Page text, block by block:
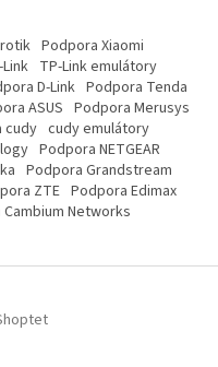
Podpora Xiaomi
TP-Link emulátory
D-Link Podpora Tenda
ASUS Podpora Merusys
cudy cudy emulátory
Podpora NETGEAR
Podpora Grandstream
ZTE Podpora Edimax
Networks